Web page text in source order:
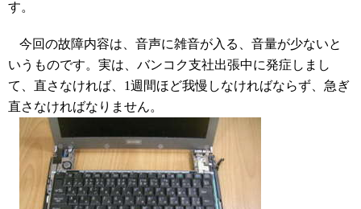
す。
今回の故障内容は、音声に雑音が入る、音量が少ないと
いうものです。実は、バンコク支社出張中に発症しまし
て、直さなければ、 1週間ほど我慢しなければならず、急ぎ
直さなければなりません。